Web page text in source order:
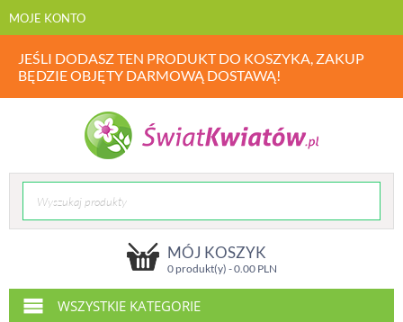
MOJE KONTO
JEŚLI DODASZ TEN PRODUKT DO KOSZYKA, ZAKUP
BĘDZIE OBJĘTY DARMOWĄ DOSTAWĄ!
MÓJ KOSZYK
0 produkt(y) -0.00PLN
WSZYSTKIE KATEGORIE